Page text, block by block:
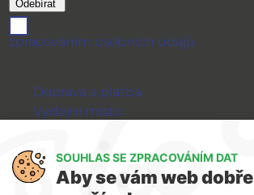
zpracováním osobních údajů
Doprava a platba
Výdejní místo
GDPR
WIRPO s.r.o.
SOUHLAS SE ZPRACOVÁNÍM DAT
Aby se vám web dobře